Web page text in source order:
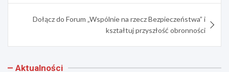
Dołącz do Forum „Wspólnie na rzecz Bezpieczeństwa” i
kształtuj przyszłość obronności
Aktualności